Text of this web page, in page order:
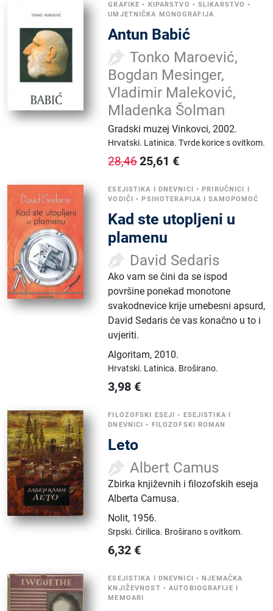
GRAFIKE • KIPARSTVO •SLIKARSTVO •
UMJETNIČKA MONOGRAFIJA
Antun Babić
Tonko Maroević,
Bogdan Mesinger,
Vladimir Maleković,
Mladenka Šolman
Gradski muzej Vinkovci,2002.
Hrvatski. Latinica.Tvrde korice s ovitkom.
28,4625,61 €
ESEJISTIKA I DNEVNICI •PRIRUČNICI I
VODIČI •PSIHOTERAPIJA I SAMOPOMOĆ
Kad ste utopljeni u
plamenu
David Sedaris
Ako vam se čini da se ispod
površine ponekad monotone
svakodnevice krije urnebesni apsurd,
David Sedaris će vas konačno u to i
uvjeriti.
Algoritam,2010.
Hrvatski. Latinica. Broširano.
3,98 €
FILOZOFSKI ESEJI • ESEJISTIKA I
DNEVNICI • FILOZOFSKI ROMAN
Leto
Albert Camus
Zbirka književnih i filozofskih eseja
Alberta Camusa.
Nolit, 1956.
Srpski.Ćirilica. Broširano s ovitkom.
6,32 €
ESEJISTIKA I DNEVNICI •NJEMAČKA
KNJIŽEVNOST •AUTOBIOGRAFIJE I
MEMOARI